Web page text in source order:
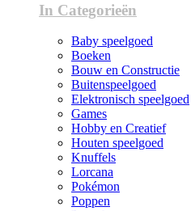
In Categorieën
Baby speelgoed
Boeken
Bouw en Constructie
Buitenspeelgoed
Elektronisch speelgoed
Games
Hobby en Creatief
Houten speelgoed
Knuffels
Lorcana
Pokémon
Poppen